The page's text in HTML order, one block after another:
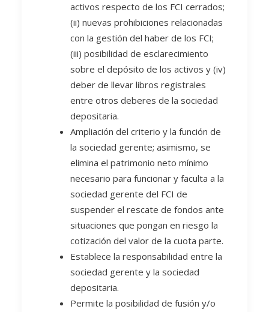
activos respecto de los FCI cerrados;
(ii) nuevas prohibiciones relacionadas
con la gestión del haber de los FCI;
(iii) posibilidad de esclarecimiento
sobre el depósito de los activos y (iv)
deber de llevar libros registrales
entre otros deberes de la sociedad
depositaria.
Ampliación del criterio y la función de
la sociedad gerente; asimismo, se
elimina el patrimonio neto mínimo
necesario para funcionar y faculta a la
sociedad gerente del FCI de
suspender el rescate de fondos ante
situaciones que pongan en riesgo la
cotización del valor de la cuota parte.
Establece la responsabilidad entre la
sociedad gerente y la sociedad
depositaria.
Permite la posibilidad de fusión y/o